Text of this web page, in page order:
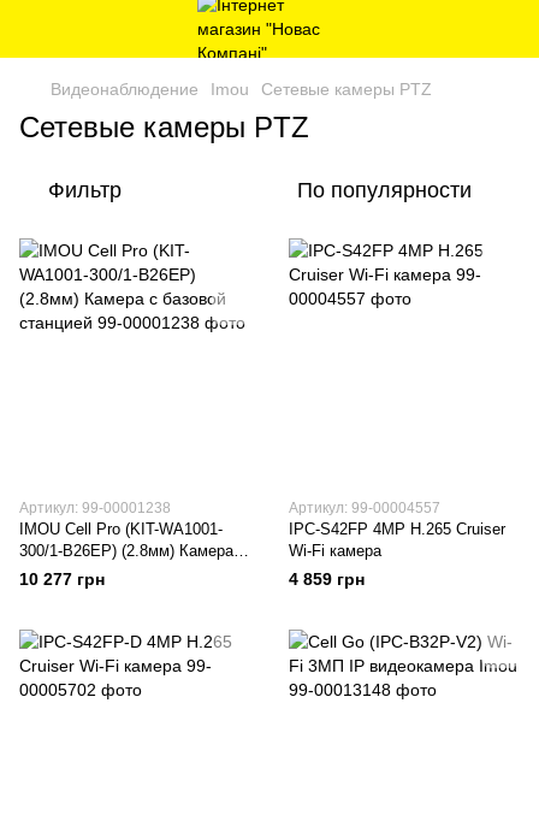
Видеонаблюдение Imou Сетевые камеры PTZ
Сетевые камеры PTZ
Фильтр По популярности
Артикул: 99-00001238
IMOU Cell Pro (KIT-WA1001-
300/1-B26EP) (2.8мм) Камера с
базовой станцией
10 277 грн
Артикул: 99-00004557
IPC-S42FP 4MP H.265 Cruiser
Wi-Fi камера
4 859 грн